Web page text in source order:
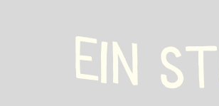
Service
EIN ST